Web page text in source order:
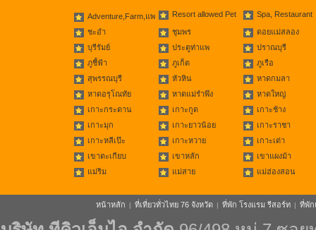
Adventure,Farm,แพ Resort allowed Pet Spa, Restaurant
ชะอำ ชุมพร
ดอยแม่สลอง
บุรีรัมย์
ประตูท่าแพ
ปราณบุรี
ภูชี้ฟ้า
ภูเก็ต
ภูเรือ
สุพรรณบุรี
หัวหิน
หาดกมลา
หาดอรุโณทัย
หาดแม่รำพึง
หาดใหญ่
เกาะกระดาน
เกาะกูด
เกาะช้าง
เกาะมุก
เกาะยาวน้อย
เกาะราชา
เกาะหลีเป๊ะ
เกาะหวาย
เกาะเต่า
เขาตะเกียบ
เขาหลัก
เขาแผงม้า
แม่ริม
แม่สาย แม่ฮ่องสอน
หน้าหลัก | ที่เที่ยวทั่วไทย 76 จังหวัด | ที่พัก โรงแรม รีสอร์ท | ที่พัก